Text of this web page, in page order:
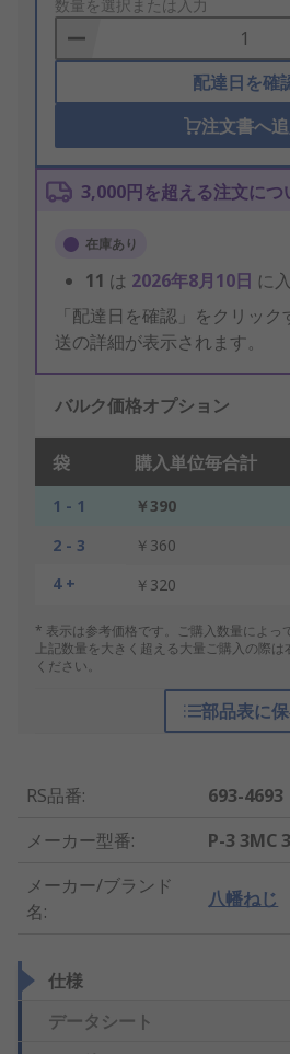
to
Basket
数量を選択または入力
配達日を確
注文書へ
3,000円を超える注文に
在庫あり
11 は 2026年8月10日 に
「配達日を確認」をクリッ
送の詳細が表示されます。
バルク価格オプション
袋 購入単位毎合計
1 - 1 ￥390
2 - 3
￥360
4 +
￥320
* 表示は参考価格です。ご購入数量によっ
上記数量を大きく超える大量ご購入の際は
ください。
部品表に
RS品番:
693-4693
メーカー型番:
P-3 3MC
メーカー/ブランド
名:
八幡ねじ
仕様
データシート